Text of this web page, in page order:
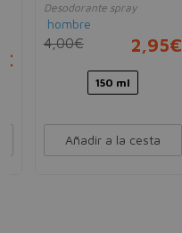
Desodorante spray
hombre
4,00€ 2,95€
150 ml
Añadir a la cesta